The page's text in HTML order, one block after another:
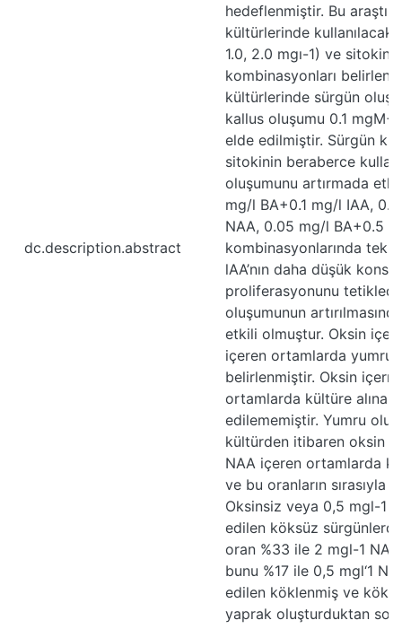
dc.description.abstract
hedeflenmiştir. Bu
kültürlerinde
1.0, 2.0 mgı-1) ve
kombinasyonları
kültürlerinde sürgün
kallus oluşumu 0.1
elde edilmiştir. Sürgün
sitokinin beraberce
oluşumunu artırmada
mg/l BA+0.1 mg/l IAA,
NAA, 0.05 mg/l BA+0.5
kombinasyonlarında tek
lAA’nın daha düşük
proliferasyonunu
oluşumunun
etkili olmuştur. Oksin
içeren ortamlarda yumru
belirlenmiştir. Oksin
ortamlarda kültüre
edilememiştir. Yumru
kültürden itibaren oksin
NAA içeren ortamlarda
ve bu oranların sırasıyla
Oksinsiz veya 0,5 mgl-1
edilen köksüz
oran %33 ile 2 mgl-1
bunu %17 ile 0,5 mgl‘1
edilen köklenmiş ve
yaprak oluşturduktan